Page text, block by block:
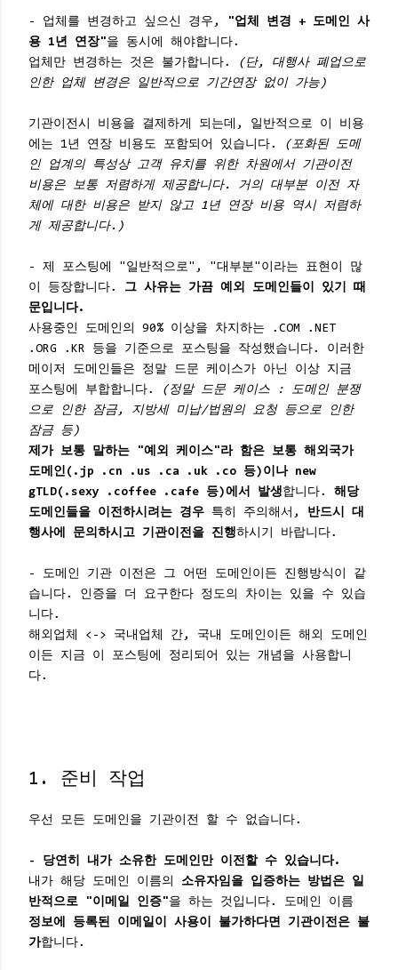
- 업체를 변경하고 싶으신 경우,
"업체 변경 + 도메인 사
용 1년 연장"을 동시에 해야합니다.
업체만 변경하는 것은 불가합니다.
(단, 대행사 폐업으로
인한 업체 변경은 일반적으로 기간연장 없이 가능)
기관이전시 비용을 결제하게 되는데, 일반적으로 이 비용
에는 1년 연장 비용도 포함되어 있습니다.
(포화된 도메
인 업계의 특성상 고객 유치를 위한 차원에서 기관이전
비용은 보통 저렴하게 제공합니다. 거의 대부분 이전 자
체에 대한 비용은 받지 않고 1년 연장 비용 역시 저렴하
게 제공합니다.)
- 제 포스팅에 "일반적으로", "대부분"이라는 표현이 많
이 등장합니다.
그 사유는 가끔 예외 도메인들이 있기 때
문입니다.
사용중인 도메인의 90% 이상을 차지하는 .COM .NET
.ORG .KR 등을 기준으로 포스팅을 작성했습니다. 이러한
메이저 도메인들은 정말 드문 케이스가 아닌 이상 지금
포스팅에 부합합니다.
(정말 드문 케이스 : 도메인 분쟁
으로 인한 잠금, 지방세 미납/법원의 요청 등으로 인한
잠금 등)
제가 보통 말하는 "예외 케이스"라 함은 보통 해외국가
도메인(.jp .cn .us .ca .uk .co 등)이나 new
gTLD(.sexy .coffee .cafe 등)에서 발생합니다. 해당
도메인들을 이전하시려는 경우 특히 주의해서, 반드시 대
행사에 문의하시고 기관이전을 진행하시기 바랍니다.
- 도메인 기관 이전은 그 어떤 도메인이든 진행방식이 같
습니다. 인증을 더 요구한다 정도의 차이는 있을 수 있습
니다.
해외업체 <-> 국내업체 간, 국내 도메인이든 해외 도메인
이든 지금 이 포스팅에 정리되어 있는 개념을 사용합니
다.
1. 준비 작업
우선 모든 도메인을 기관이전 할 수 없습니다.
- 당연히 내가 소유한 도메인만 이전할 수 있습니다.
내가 해당 도메인 이름의 소유자임을 입증하는 방법은 일
반적으로 "이메일 인증"을 하는 것입니다. 도메인 이름
정보에 등록된 이메일이 사용이 불가하다면 기관이전은 불
가합니다.